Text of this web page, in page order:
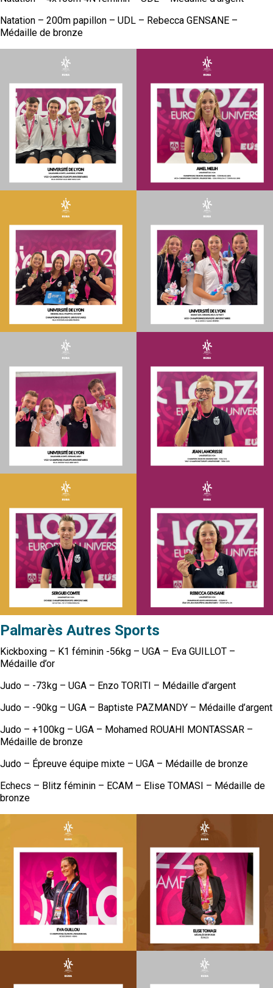
ACADEMIE GRENOBLE
SPORTS INDIVIDUELS
Natation – 200m papillon – UDL – Rebecca GENSANE –
Médaille de bronze
Palmarès Autres Sports
Kickboxing – K1 féminin -56kg – UGA – Eva GUILLOT –
Médaille d’or
Judo – -73kg – UGA – Enzo TORITI – Médaille d’argent
Judo – -90kg – UGA – Baptiste PAZMANDY – Médaille d’argent
Judo – +100kg – UGA – Mohamed ROUAHI MONTASSAR –
Médaille de bronze
Judo – Épreuve équipe mixte – UGA – Médaille de bronze
Echecs – Blitz féminin – ECAM – Elise TOMASI – Médaille de
bronze